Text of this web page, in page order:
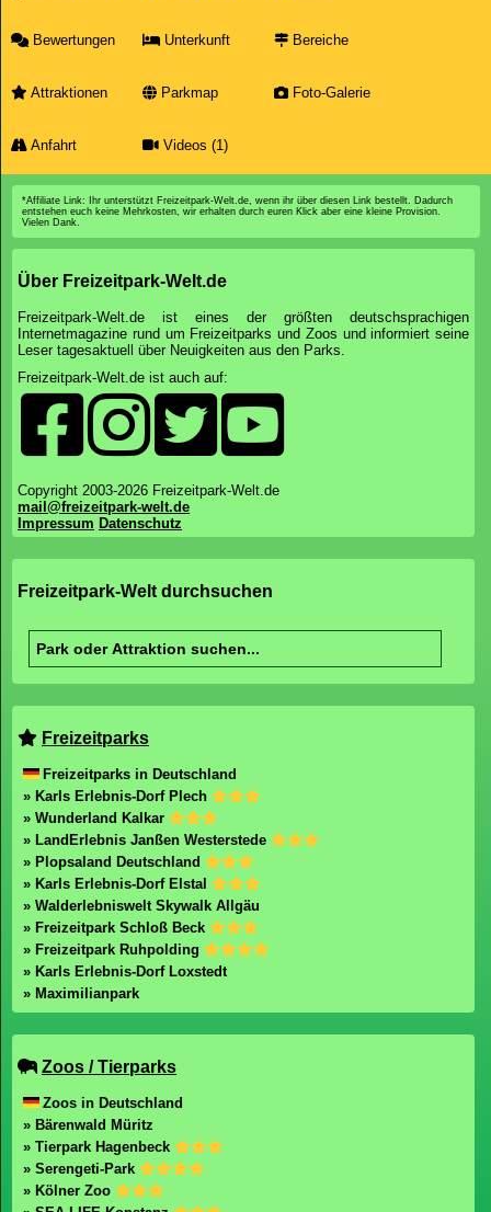
Bewertungen Unterkunft Bereiche
Attraktionen Parkmap Foto-Galerie
Anfahrt Videos (1)
*Affiliate Link: Ihr unterstützt Freizeitpark-Welt.de, wenn ihr über diesen Link bestellt. Dadurch
entstehen euch keine Mehrkosten, wir erhalten durch euren Klick aber eine kleine Provision.
Vielen Dank.
Über Freizeitpark-Welt.de
Freizeitpark-Welt.de ist eines der größten deutschsprachigen
Internetmagazine rund um Freizeitparks und Zoos und informiert seine
Leser tagesaktuell über Neuigkeiten aus den Parks.
Freizeitpark-Welt.de ist auch auf:
Copyright 2003-2026 Freizeitpark-Welt.de
mail@freizeitpark-welt.de
Impressum Datenschutz
Freizeitpark-Welt durchsuchen
Freizeitparks
Freizeitparks in Deutschland
» Karls Erlebnis-Dorf Plech
» Wunderland Kalkar
» LandErlebnis Janßen Westerstede
» Plopsaland Deutschland
» Karls Erlebnis-Dorf Elstal
» Walderlebniswelt Skywalk Allgäu
» Freizeitpark Schloß Beck
» Freizeitpark Ruhpolding
» Karls Erlebnis-Dorf Loxstedt
» Maximilianpark
Zoos / Tierparks
Zoos in Deutschland
» Bärenwald Müritz
» Tierpark Hagenbeck
» Serengeti-Park
» Kölner Zoo